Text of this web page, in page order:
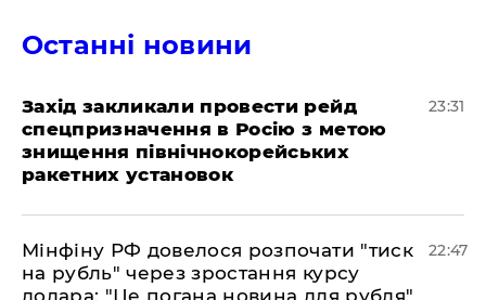
Останні новини
​Захід закликали провести рейд
спецпризначення в Росію з метою
знищення північнокорейських
ракетних установок
23:31
​Мінфіну РФ довелося розпочати "тиск
на рубль" через зростання курсу
долара: "Це погана новина для рубля"
22:47